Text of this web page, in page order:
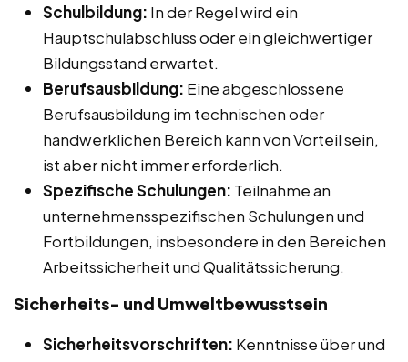
Schulbildung: In der Regel wird ein
Hauptschulabschluss oder ein gleichwertiger
Bildungsstand erwartet.
Berufsausbildung: Eine abgeschlossene
Berufsausbildung im technischen oder
handwerklichen Bereich kann von Vorteil sein,
ist aber nicht immer erforderlich.
Spezifische Schulungen: Teilnahme an
unternehmensspezifischen Schulungen und
Fortbildungen, insbesondere in den Bereichen
Arbeitssicherheit und Qualitätssicherung.
Sicherheits- und Umweltbewusstsein
Sicherheitsvorschriften: Kenntnisse über und